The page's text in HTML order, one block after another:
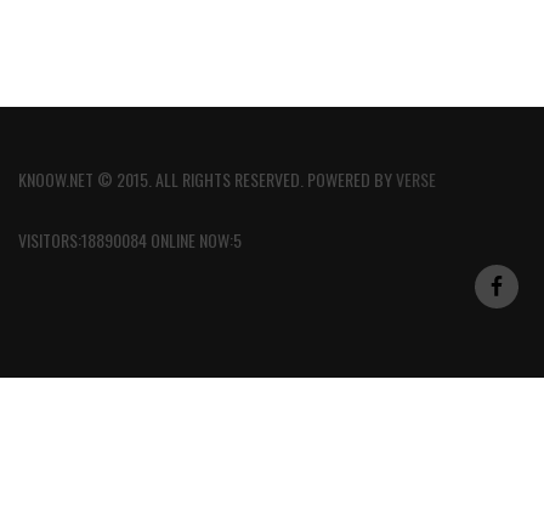
KNOOW.NET © 2015. ALL RIGHTS RESERVED. POWERED BYVERSE
VISITORS:18890084 ONLINE NOW:5